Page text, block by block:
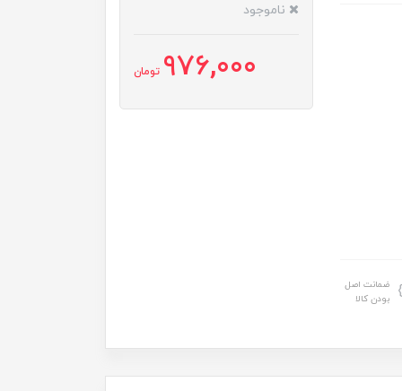
ضمانت اصل
بودن کالا
ناموجود
976,000 تومان